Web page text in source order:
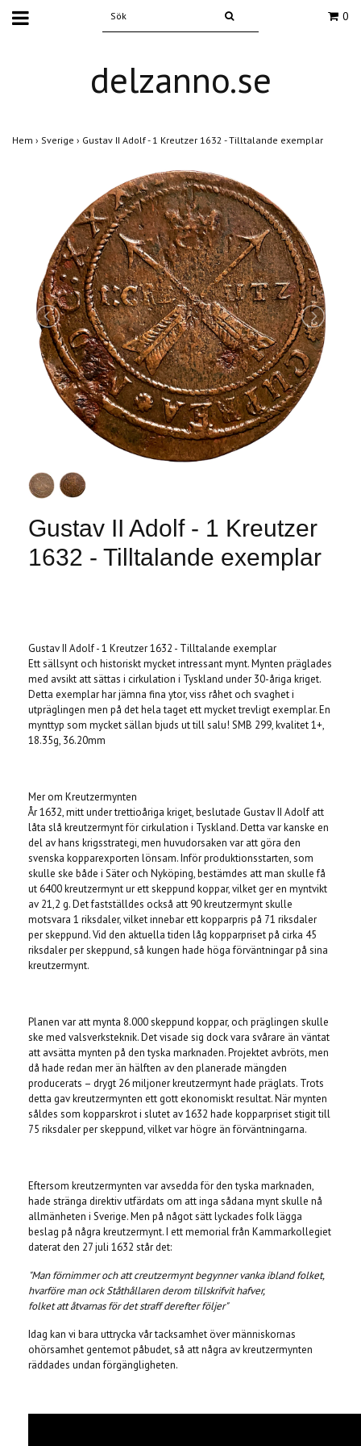
0
delzanno.se
Hem › Sverige › Gustav II Adolf - 1 Kreutzer 1632 - Tilltalande exemplar
Gustav II Adolf - 1 Kreutzer
1632 - Tilltalande exemplar
Gustav II Adolf - 1 Kreutzer 1632 - Tilltalande exemplar
Ett sällsynt och historiskt mycket intressant mynt. Mynten präglades
med avsikt att sättas i cirkulation i Tyskland under 30-åriga kriget.
Detta exemplar har jämna fina ytor, viss råhet och svaghet i
utpräglingen men på det hela taget ett mycket trevligt exemplar. En
mynttyp som mycket sällan bjuds ut till salu! SMB 299, kvalitet 1+,
18.35g, 36.20mm
Mer om Kreutzermynten
År 1632, mitt under trettioåriga kriget, beslutade Gustav II Adolf att
låta slå kreutzermynt för cirkulation i Tyskland. Detta var kanske en
del av hans krigsstrategi, men huvudorsaken var att göra den
svenska kopparexporten lönsam. Inför produktionsstarten, som
skulle ske både i Säter och Nyköping, bestämdes att man skulle få
ut 6400 kreutzermynt ur ett skeppund koppar, vilket ger en myntvikt
av 21,2 g. Det fastställdes också att 90 kreutzermynt skulle
motsvara 1 riksdaler, vilket innebar ett kopparpris på 71 riksdaler
per skeppund. Vid den aktuella tiden låg kopparpriset på cirka 45
riksdaler per skeppund, så kungen hade höga förväntningar på sina
kreutzermynt.
Planen var att mynta 8.000 skeppund koppar, och präglingen skulle
ske med valsverksteknik. Det visade sig dock vara svårare än väntat
att avsätta mynten på den tyska marknaden. Projektet avbröts, men
då hade redan mer än hälften av den planerade mängden
producerats – drygt 26 miljoner kreutzermynt hade präglats. Trots
detta gav kreutzermynten ett gott ekonomiskt resultat. När mynten
såldes som kopparskrot i slutet av 1632 hade kopparpriset stigit till
75 riksdaler per skeppund, vilket var högre än förväntningarna.
Eftersom kreutzermynten var avsedda för den tyska marknaden,
hade stränga direktiv utfärdats om att inga sådana mynt skulle nå
allmänheten i Sverige. Men på något sätt lyckades folk lägga
beslag på några kreutzermynt. I ett memorial från Kammarkollegiet
daterat den 27 juli 1632 står det:
"Man förnimmer och att creutzermynt begynner vanka ibland folket,
hvarföre man ock Ståthållaren derom tillskrifvit hafver,
folket att åtvarnas för det straff derefter följer"
Idag kan vi bara uttrycka vår tacksamhet över människornas
ohörsamhet gentemot påbudet, så att några av kreutzermynten
räddades undan förgängligheten.